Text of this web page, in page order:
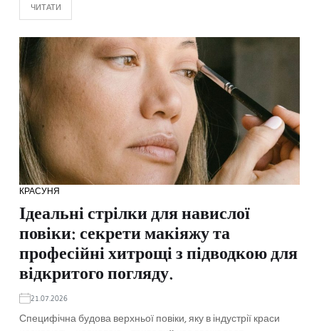
ЧИТАТИ
КРАСУНЯ
Ідеальні стрілки для навислої
повіки: секрети макіяжу та
професійні хитрощі з підводкою для
відкритого погляду.
21.07.2026
Специфічна будова верхньої повіки, яку в індустрії краси